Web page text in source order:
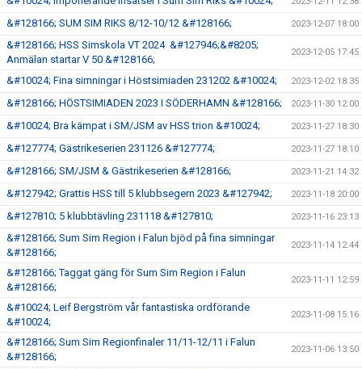
&#128166; SUM SIM RIKS 8/12-10/12 &#128166; 2023-12-07 18:00
&#128166; HSS Simskola VT 2024 &#127946;&#8205;
Anmälan startar V 50 &#128166;
2023-12-05 17:45
&#10024; Fina simningar i Höstsimiaden 231202 &#10024; 2023-12-02 18:35
&#128166; HÖSTSIMIADEN 2023 I SÖDERHAMN &#128166; 2023-11-30 12:00
&#10024; Bra kämpat i SM/JSM av HSS trion &#10024; 2023-11-27 18:30
&#127774; Gästrikeserien 231126 &#127774; 2023-11-27 18:10
&#128166; SM/JSM & Gästrikeserien &#128166; 2023-11-21 14:32
&#127942; Grattis HSS till 5 klubbsegern 2023 &#127942; 2023-11-18 20:00
&#127810; 5 klubbtävling 231118 &#127810; 2023-11-16 23:13
&#128166; Sum Sim Region i Falun bjöd på fina simningar
&#128166;
2023-11-14 12:44
&#128166; Taggat gäng för Sum Sim Region i Falun
&#128166;
2023-11-11 12:59
&#10024; Leif Bergström vår fantastiska ordförande
&#10024;
2023-11-08 15:16
&#128166; Sum Sim Regionfinaler 11/11-12/11 i Falun
&#128166;
2023-11-06 13:50